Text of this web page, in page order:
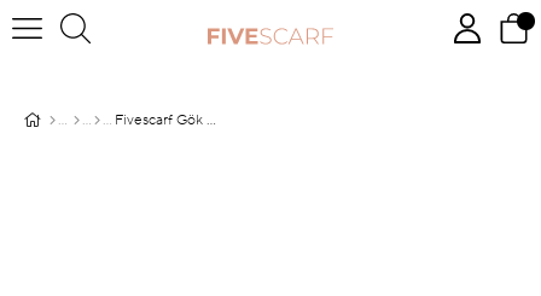
Fivescarf Gök Mavisi Harman Şal